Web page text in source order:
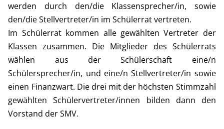
werden durch den/die Klassensprecher/in, sowie
den/die Stellvertreter/in im Schülerrat vertreten.
Im Schülerrat kommen alle gewählten Vertreter der
Klassen zusammen. Die Mitglieder des Schülerrats
wählen aus der Schülerschaft eine/n
Schülersprecher/in, und eine/n Stellvertreter/in sowie
einen Finanzwart. Die drei mit der höchsten Stimmzahl
gewählten Schülervertreter/innen bilden dann den
Vorstand der SMV.